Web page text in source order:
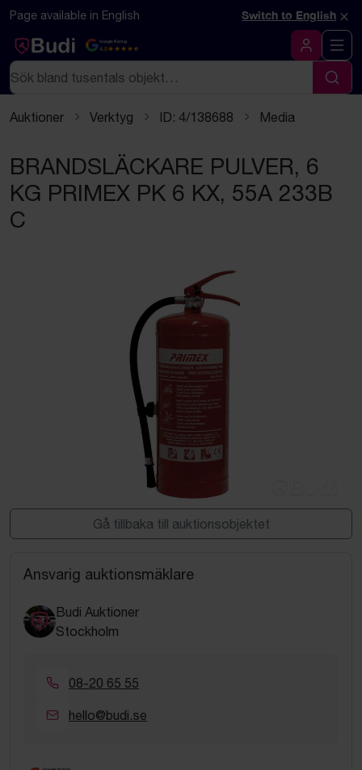
Hoppa till innehåll
Page available in English Switch to English ×
Google Rating
4.5
Logga in
Sök
Sök
Auktioner Verktyg ID: 4/138688 Media
BRANDSLÄCKARE PULVER, 6
KG PRIMEX PK 6 KX, 55A 233B
C
Gå tillbaka till auktionsobjektet
Ansvarig auktionsmäklare
Budi Auktioner
Stockholm
08-20 65 55
hello@budi.se